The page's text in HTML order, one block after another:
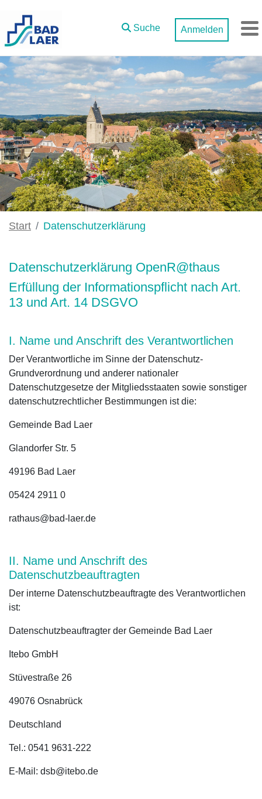
Suche
Anmelden
Start Datenschutzerklärung
Datenschutzerklärung OpenR@thaus
Erfüllung der Informationspflicht nach Art.
13 und Art. 14 DSGVO
I. Name und Anschrift des Verantwortlichen
Der Verantwortliche im Sinne der Datenschutz-
Grundverordnung und anderer nationaler
Datenschutzgesetze der Mitgliedsstaaten sowie sonstiger
datenschutzrechtlicher Bestimmungen ist die:
Gemeinde Bad Laer
Glandorfer Str. 5
49196 Bad Laer
05424 2911 0
rathaus@bad-laer.de
II. Name und Anschrift des
Datenschutzbeauftragten
Der interne Datenschutzbeauftragte des Verantwortlichen
ist:
Datenschutzbeauftragter der Gemeinde Bad Laer
Itebo GmbH
Stüvestraße 26
49076 Osnabrück
Deutschland
Tel.: 0541 9631-222
E-Mail: dsb@itebo.de